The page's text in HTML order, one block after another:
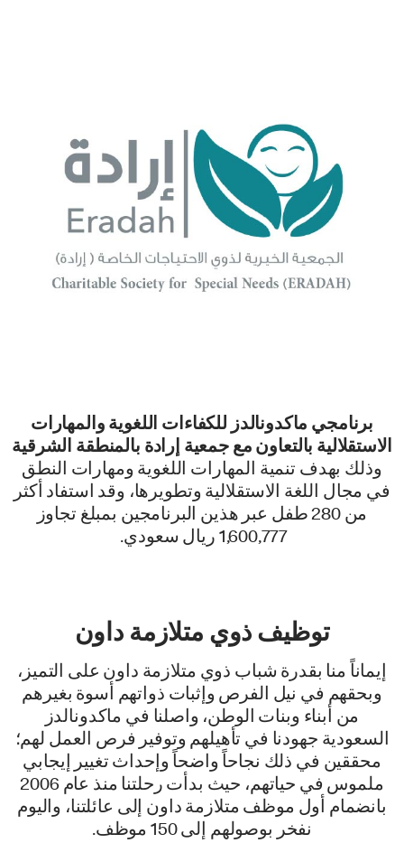
برنامجي ماكدونالدز للكفاءات اللغوية والمهارات
الاستقلالية بالتعاون مع جمعية إرادة بالمنطقة الشرقية
وذلك بهدف تنمية المهارات اللغوية ومهارات النطق
في مجال اللغة الاستقلالية وتطويرها، وقد استفاد أكثر
من 280 طفل عبر هذين البرنامجين بمبلغ تجاوز
1,600,777 ريال سعودي.
توظيف ذوي متلازمة داون
إيماناً منا بقدرة شباب ذوي متلازمة داون على التميز،
وبحقهم في نيل الفرص وإثبات ذواتهم أسوة بغيرهم
من أبناء وبنات الوطن، واصلنا في ماكدونالدز
السعودية جهودنا في تأهيلهم وتوفير فرص العمل لهم؛
محققين في ذلك نجاحاً واضحاً وإحداث تغيير إيجابي
ملموس في حياتهم، حيث بدأت رحلتنا منذ عام 2006
بانضمام أول موظف متلازمة داون إلى عائلتنا، واليوم
نفخر بوصولهم إلى 150 موظف.